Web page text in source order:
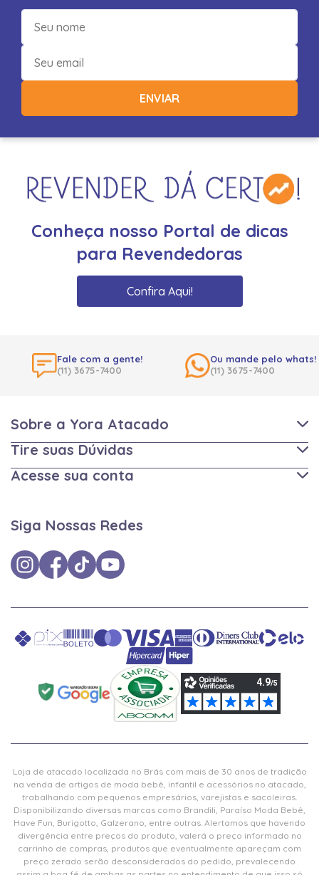
ENVIAR
Conheça nosso Portal de dicas
para Revendedoras
Confira Aqui!
Fale com a gente!
(11) 3675-7400
Ou mande pelo whats!
(11) 3675-7400
Sobre a Yora Atacado
Tire suas Dúvidas
Acesse sua conta
Siga Nossas Redes
Loja de atacado localizada no Brás com mais de 30 anos de tradição
na venda de artigos de moda bebê, infantil e acessórios no atacado,
trabalhando com pequenos empresários, varejistas e sacoleiras.
Disponibilizando diversas marcas como Brandili, Paraíso Moda Bebê,
Have Fun, Burigotto, Galzerano, entre outras. Alertamos que havendo
divergência entre preços do produto, valerá o preço informado no
carrinho de compras, produtos que eventualmente apareçam com
preço zerado serão desconsiderados do pedido, prevalecendo